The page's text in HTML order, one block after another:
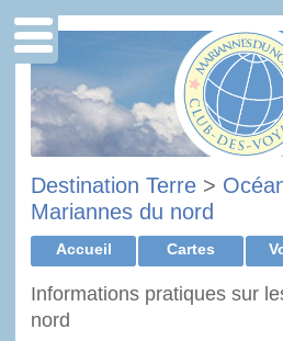
Destination Terre >
Mariannes du nord
Accueil Cartes
Informations pratiques sur
nord